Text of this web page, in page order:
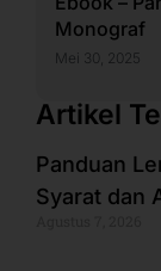
Monograf
Mei 30, 2025
Artikel
Panduan
Syarat dan